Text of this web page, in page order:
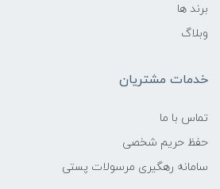
برند ها
وبلاگ
خدمات مشتریان
تماس با ما
حفظ حریم شخصی
سامانه رهگیری مرسولات پستی